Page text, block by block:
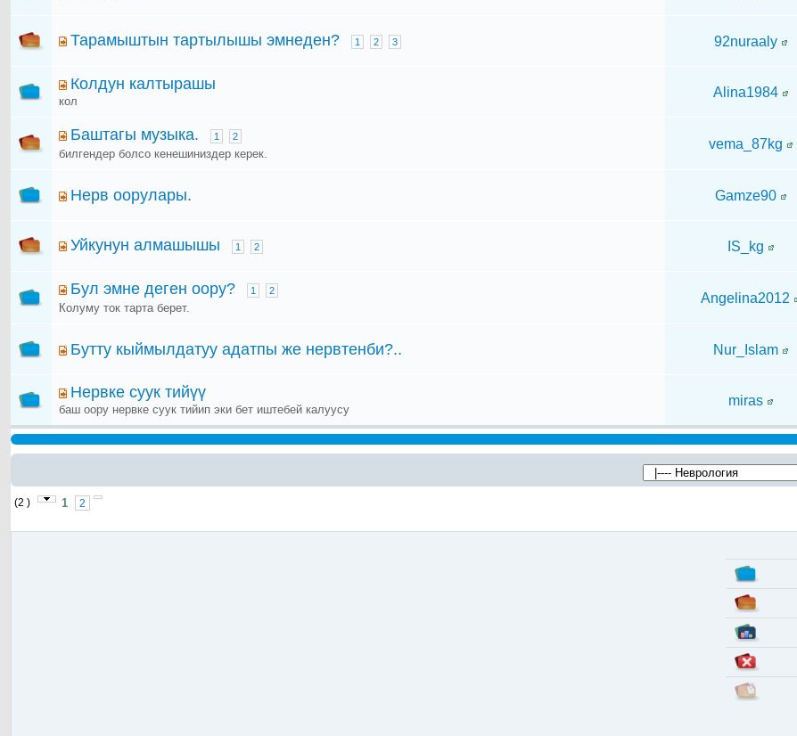
Тарамыштын тартылышы эмнеден? 1 2 3 92nuraaly
Колдун калтырашы
кол
Alina1984
Баштагы музыка. 1 2
билгендер болсо кенешиниздер керек.
vema_87kg
Нерв оорулары. Gamze90
Уйкунун алмашышы 1 2 IS_kg
Бул эмне деген оору? 1 2
Колуму ток тарта берет.
Angelina2012
Бутту кыймылдатуу адатпы же нервтенби?.. Nur_Islam
Нервке суук тийүү
баш оору нервке суук тийип эки бет иштебей калуусу
miras
(2 ) 1 2